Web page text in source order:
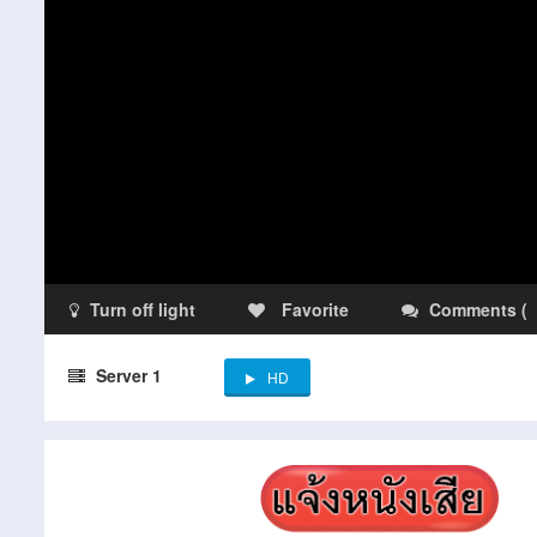
Turn off light Favorite Comments (
Server 1 HD